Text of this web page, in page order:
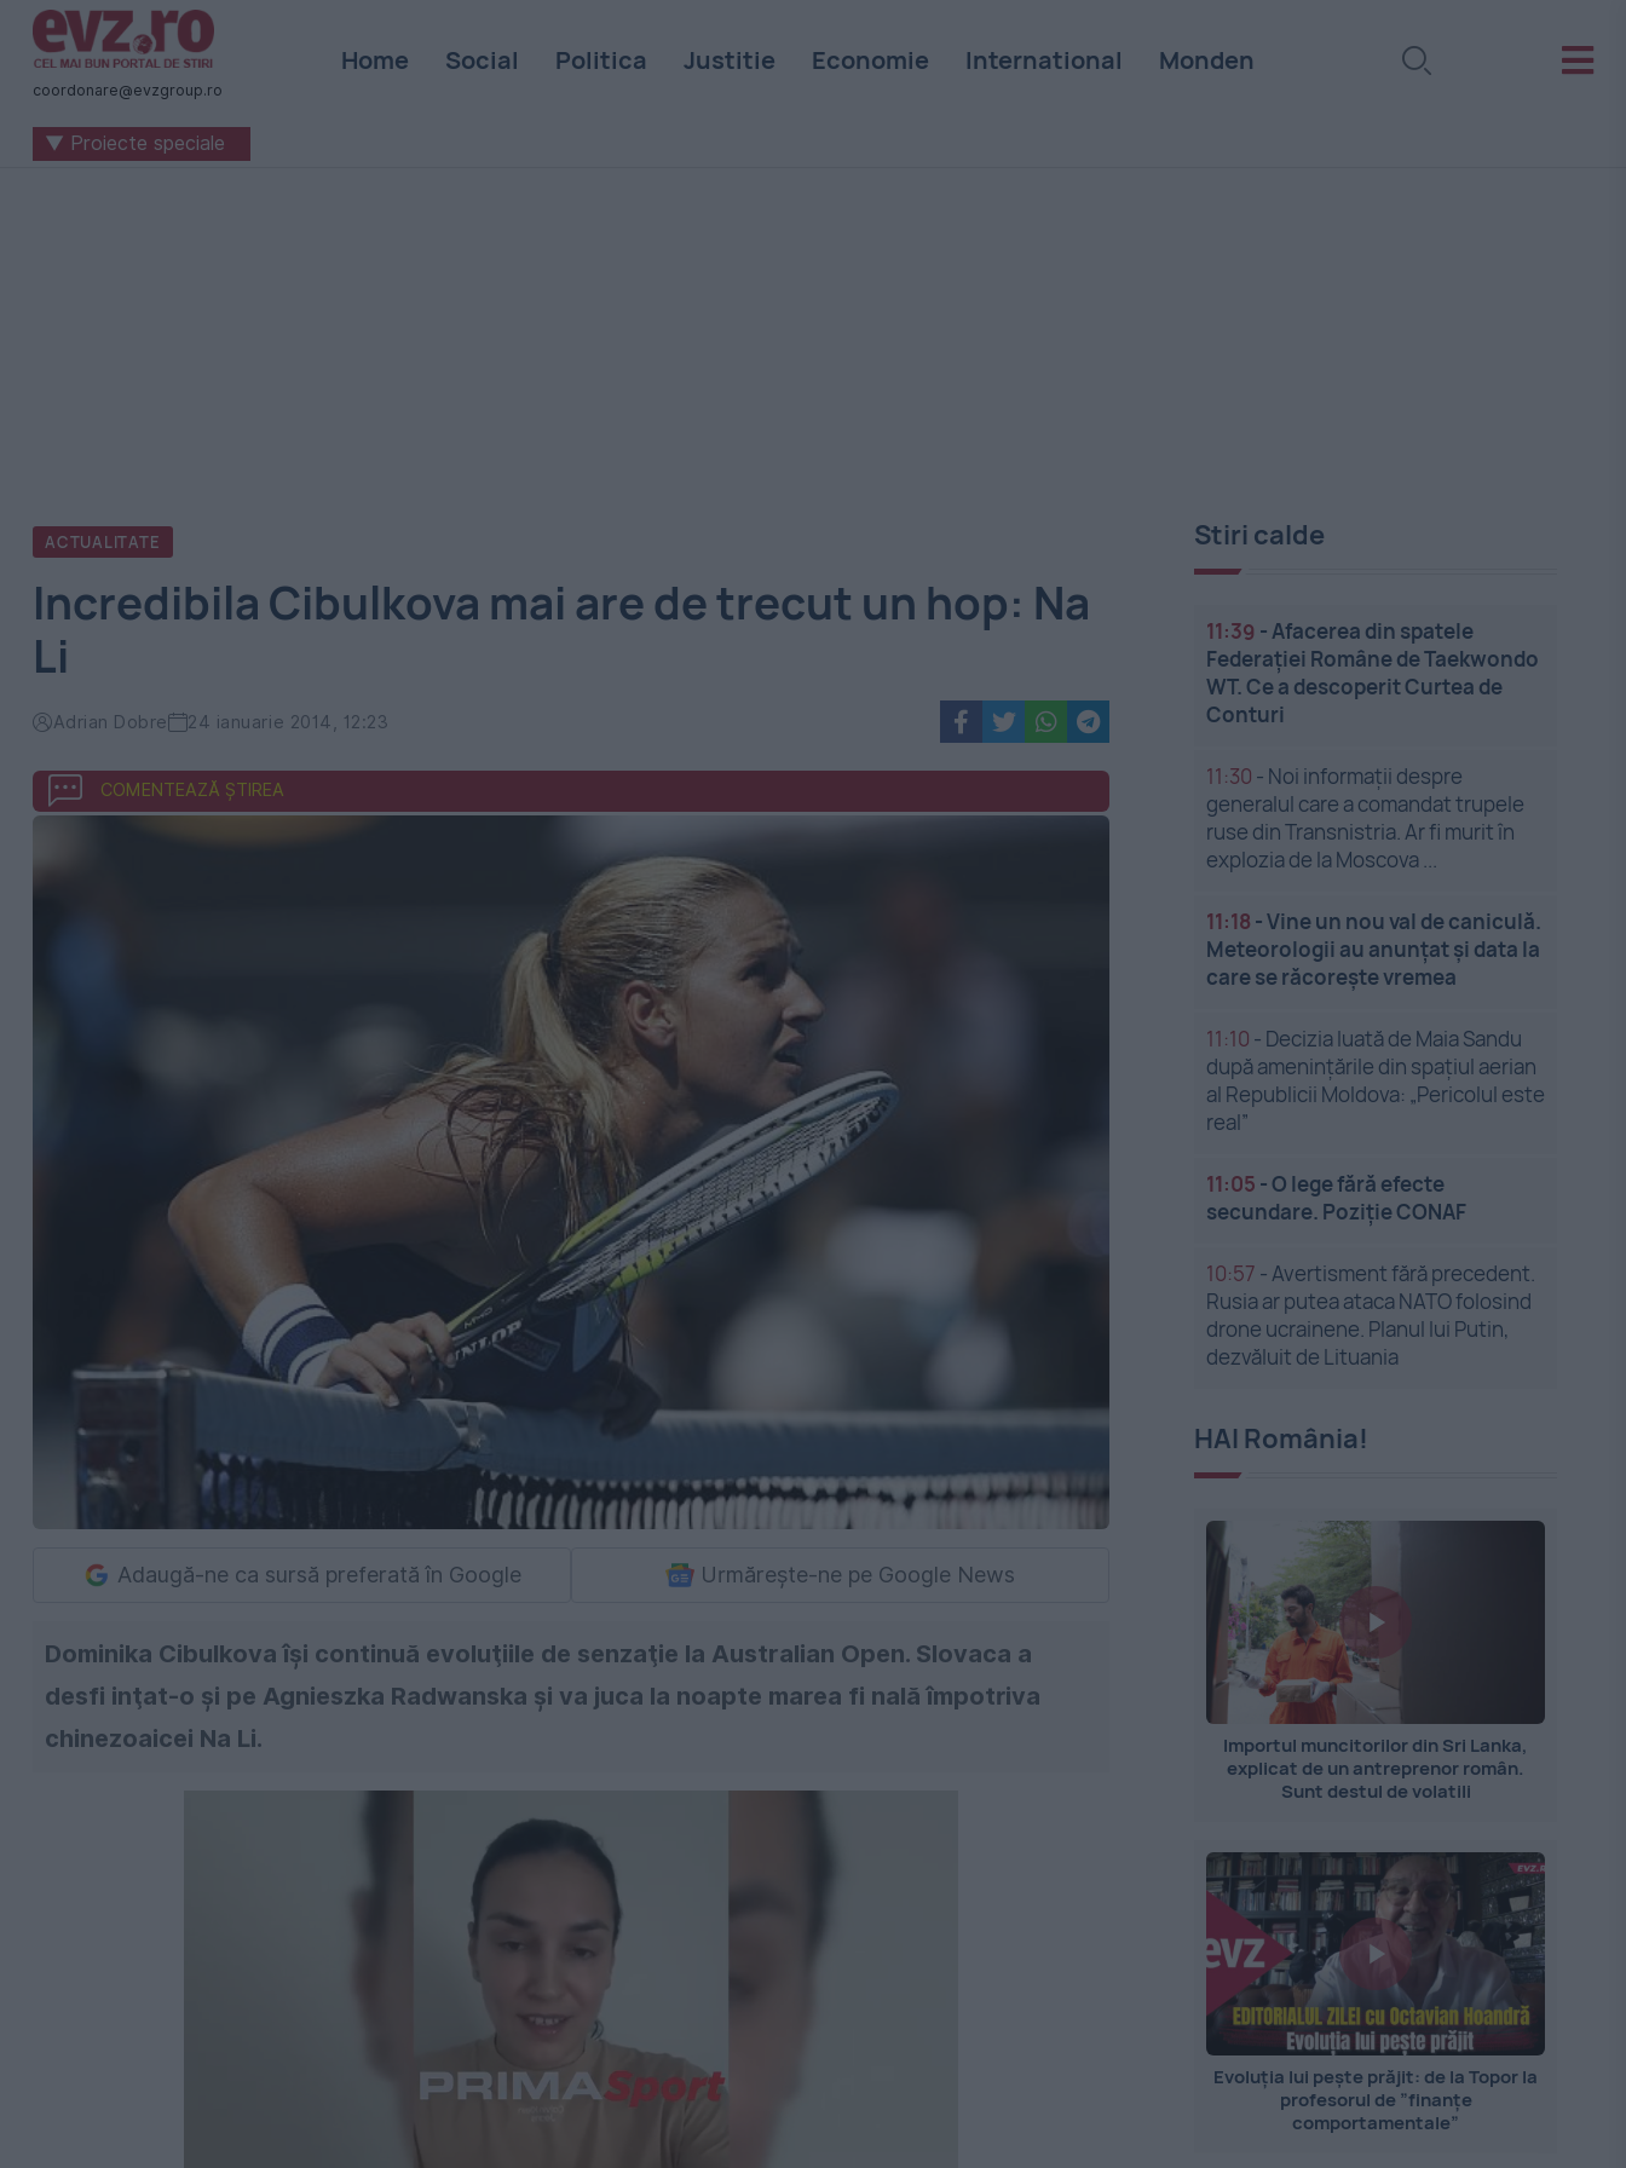
Știri
naționale
internaționale
coordonare@evzgroup.ro
Home Social Politica Justitie Economie International Monden
▼ Proiecte speciale
ACTUALITATE
Incredibila Cibulkova mai are de trecut un hop: Na
Li
Adrian Dobre 24 ianuarie 2014, 12:23
COMENTEAZĂ ȘTIREA
Adaugă-ne ca sursă preferată în Google Urmărește-ne pe Google News
Dominika Cibulkova îşi continuă evoluţiile de senzaţie la Australian Open. Slovaca a
desfi inţat-o şi pe Agnieszka Radwanska şi va juca la noapte marea fi nală împotriva
chinezoaicei Na Li.
Stiri calde
11:39 -Afacerea din spatele
Federației Române de Taekwondo
WT. Ce a descoperit Curtea de
Conturi
11:30 - Noi informații despre
generalul care a comandat trupele
ruse din Transnistria. Ar fi murit în
explozia de la Moscova ...
11:18 -Vine un nou val de caniculă.
Meteorologii au anunțat și data la
care se răcorește vremea
11:10 - Decizia luată de Maia Sandu
după amenințările din spațiul aerian
al Republicii Moldova: „Pericolul este
real”
11:05 -O lege fără efecte
secundare. Poziție CONAF
10:57 -Avertisment fără precedent.
Rusia ar putea ataca NATO folosind
drone ucrainene. Planul lui Putin,
dezvăluit de Lituania
HAI România!
Importul muncitorilor din Sri Lanka,
explicat de un antreprenor român.
Sunt destul de volatili
Evoluția lui pește prăjit: de la Topor la
profesorul de ”finanțe
comportamentale”